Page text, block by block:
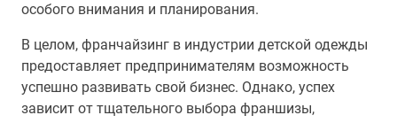
особого внимания и планирования.
В целом, франчайзинг в индустрии детской одежды
предоставляет предпринимателям возможность
успешно развивать свой бизнес. Однако, успех
зависит от тщательного выбора франшизы,